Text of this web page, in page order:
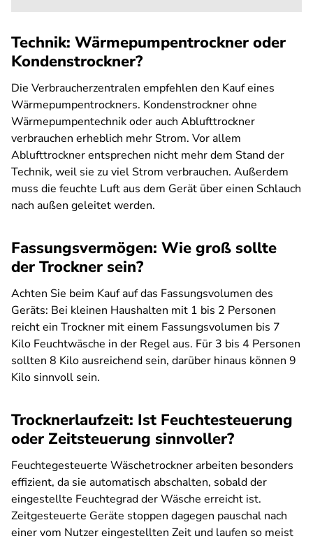
Technik: Wärmepumpentrockner oder
Kondenstrockner?
Die Verbraucherzentralen empfehlen den Kauf eines
Wärmepumpentrockners. Kondenstrockner ohne
Wärmepumpentechnik oder auch Ablufttrockner
verbrauchen erheblich mehr Strom. Vor allem
Ablufttrockner entsprechen nicht mehr dem Stand der
Technik, weil sie zu viel Strom verbrauchen. Außerdem
muss die feuchte Luft aus dem Gerät über einen Schlauch
nach außen geleitet werden.
Fassungsvermögen: Wie groß sollte
der Trockner sein?
Achten Sie beim Kauf auf das Fassungsvolumen des
Geräts: Bei kleinen Haushalten mit 1 bis 2 Personen
reicht ein Trockner mit einem Fassungsvolumen bis 7
Kilo Feuchtwäsche in der Regel aus. Für 3 bis 4 Personen
sollten 8 Kilo ausreichend sein, darüber hinaus können 9
Kilo sinnvoll sein.
Trocknerlaufzeit: Ist Feuchtesteuerung
oder Zeitsteuerung sinnvoller?
Feuchtegesteuerte Wäschetrockner arbeiten besonders
effizient, da sie automatisch abschalten, sobald der
eingestellte Feuchtegrad der Wäsche erreicht ist.
Zeitgesteuerte Geräte stoppen dagegen pauschal nach
einer vom Nutzer eingestellten Zeit und laufen so meist